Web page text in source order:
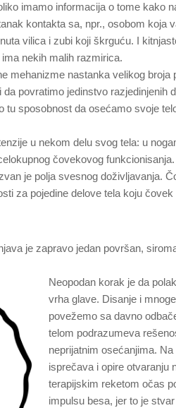
imamo informacija o tome kako
kontakta sa, npr., osobom koja
vilica i zubi koji škrguću. I
nekih malih razmirica.
mehanizme nastanka velikog
povratimo jedinstvo razjedinjenih
tu sposobnost da osećamo svoje
u nekom delu svog tela: u
čovekovog
je polja svesnog doživljavanja.
za pojedine delove tela koju
je zapravo jedan površan,
Neopodan korak je da
vrha glave. Disanje i
povežemo sa davno
telom podrazumeva
neprijatnim osećanjima.
isprečava i opire otvaranju
terapijskim reketom očas
impulsu besa, jer to je